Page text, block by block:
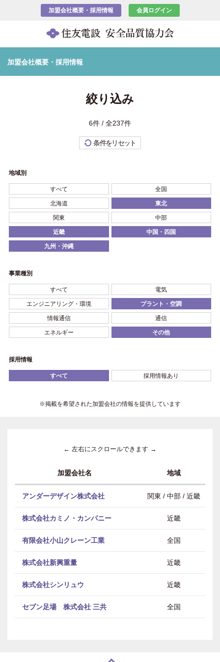
加盟会社概要・採用情報 会員ログイン
加盟会社概要・採用情報
絞り込み
6件 / 全237件
条件をリセット
地域別
すべて 全国
北海道 東北
関東 中部
近畿 中国・四国
九州・沖縄
事業種別
すべて 電気
エンジニアリング・環境 プラント・空調
情報通信 通信
エネルギー その他
採用情報
すべて 採用情報あり
※掲載を希望された加盟会社の情報を提供しています
← 左右にスクロールできます →
加盟会社名 地域
アンダーデザイン株式会社 関東 / 中部 / 近畿
株式会社カミノ・カンパニー 近畿
有限会社小山クレーン工業 全国
株式会社新興重量 近畿
株式会社シンリュウ 近畿
セブン足場 株式会社 三共 全国